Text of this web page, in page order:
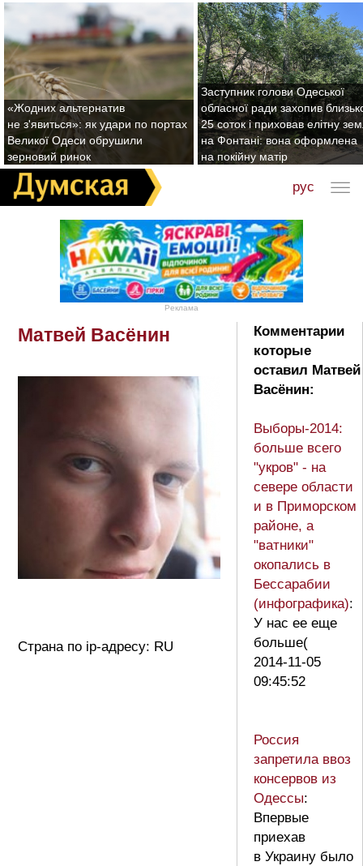
«Жодних альтернатив
не з'явиться»: як удари по портах
Великої Одеси обрушили
зерновий ринок
Заступник голови Одеської
обласної ради захопив
25 соток і приховав елітну
на Фонтані: вона оформлена
на покійну матір
рус
Реклама
Матвей Васёнин
Страна по ip-адресу: RU
Комментарии
которые
оставил Матвей
Васёнин:
Выборы-2014:
больше всего
"укров" - на
севере области
и в Приморском
районе, а
"ватники"
окопались в
Бессарабии
(инфографика):
У нас ее еще
больше(
2014-11-05
09:45:52
Россия
запретила ввоз
консервов из
Одессы:
Впервые
приехав
в Украину было